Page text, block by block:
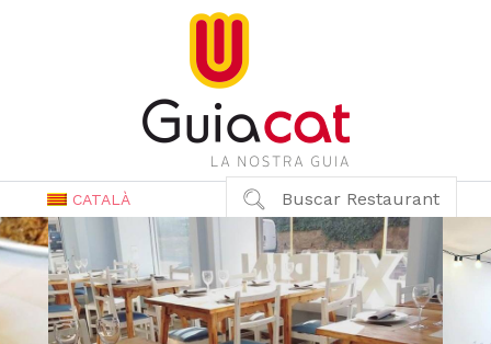
CATALÀ Buscar Restaurant